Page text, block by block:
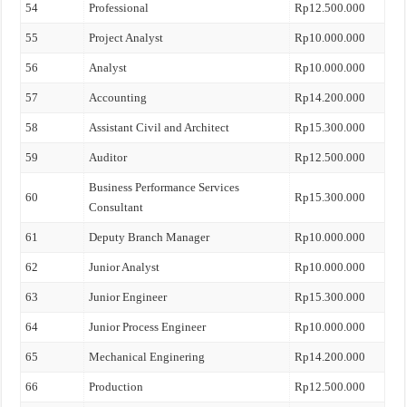
54 Professional Rp12.500.000
55 Project Analyst Rp10.000.000
56 Analyst Rp10.000.000
57 Accounting Rp14.200.000
58 Assistant Civil and Architect Rp15.300.000
59 Auditor Rp12.500.000
60
Business Performance Services
Consultant
Rp15.300.000
61 Deputy Branch Manager Rp10.000.000
62 Junior Analyst Rp10.000.000
63 Junior Engineer Rp15.300.000
64 Junior Process Engineer Rp10.000.000
65 Mechanical Enginering Rp14.200.000
66 Production Rp12.500.000